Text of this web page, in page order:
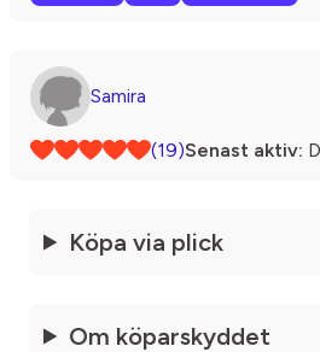
Samira
(19)Senast aktiv:
Köpa via plick
Om köparskyddet